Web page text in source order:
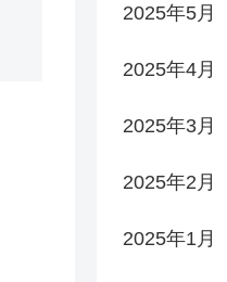
2025年5月
2025年4月
2025年3月
2025年2月
2025年1月